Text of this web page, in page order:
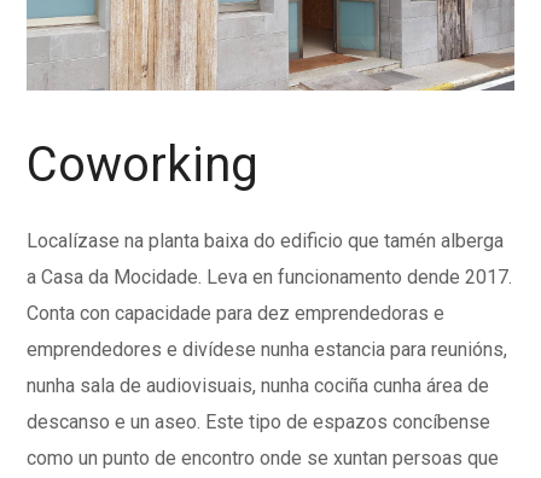
Coworking
Localízase na planta baixa do edificio que tamén alberga
a Casa da Mocidade. Leva en funcionamento dende 2017.
Conta con capacidade para dez emprendedoras e
emprendedores e divídese nunha estancia para reunións,
nunha sala de audiovisuais, nunha cociña cunha área de
descanso e un aseo. Este tipo de espazos concíbense
como un punto de encontro onde se xuntan persoas que